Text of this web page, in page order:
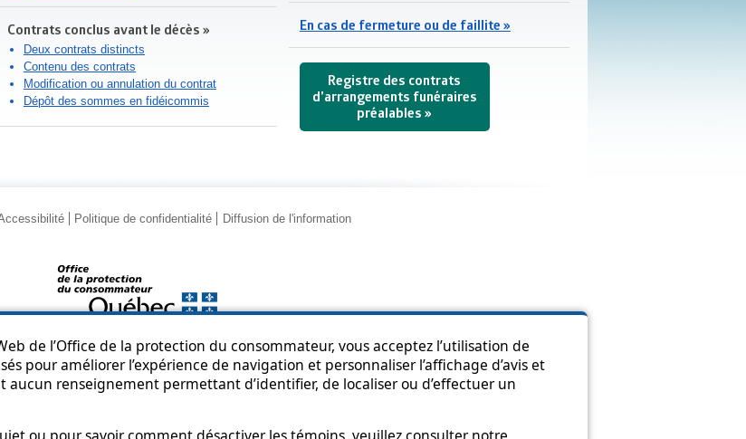
de l’Office de la protection du consommateur, vous acceptez l’utilisation de
pour améliorer l’expérience de navigation et personnaliser l’affichage d’avis et
aucun renseignement permettant d’identifier, de localiser ou d’effectuer un
Contrats conclus avant le décès »
Deux contrats distincts
Contenu des contrats
Modification ou annulation du contrat
Dépôt des sommes en fidéicommis
En cas de fermeture ou de faillite »
Registre des contrats
d’arrangements funéraires
préalables »
Politique de confidentialité Diffusion de l'information
© Gouvernement du Québec, 2013-2025